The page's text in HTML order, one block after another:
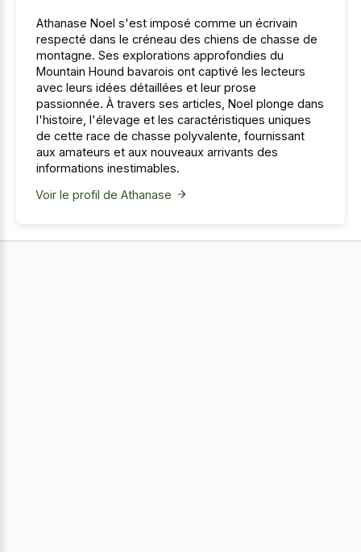
Athanase Noel s'est imposé comme un écrivain
respecté dans le créneau des chiens de chasse de
montagne. Ses explorations approfondies du
Mountain Hound bavarois ont captivé les lecteurs
avec leurs idées détaillées et leur prose
passionnée. À travers ses articles, Noel plonge dans
l'histoire, l'élevage et les caractéristiques uniques
de cette race de chasse polyvalente, fournissant
aux amateurs et aux nouveaux arrivants des
informations inestimables.
Voir le profil de Athanase